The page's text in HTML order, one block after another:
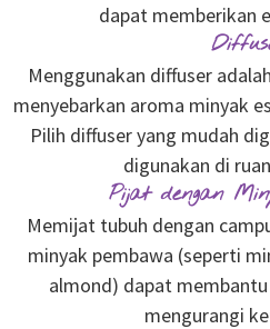
dapat memberikan
Menggunakan diffuser
menyebarkan aroma minyak
Pilih diffuser yang mudah
digunakan di
Pijat dengan
Memijat tubuh dengan
minyak pembawa (seperti
almond) dapat
mengurangi